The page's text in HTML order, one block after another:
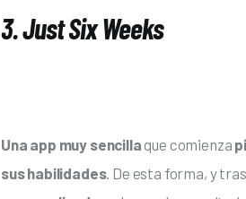
3. Just Six Weeks
Una app muy sencilla que comienza
sus habilidades. De esta forma, y